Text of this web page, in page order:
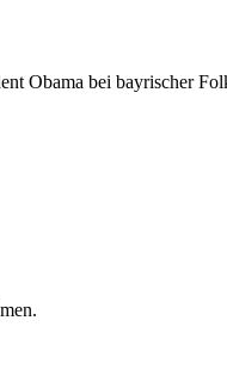
Obama bei bayrischer